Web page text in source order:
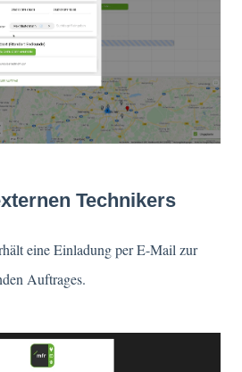
Technikers
eine Einladung per E-Mail zur
Auftrages.